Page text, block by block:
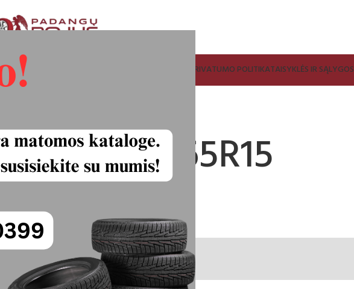
IR RATLANKIŲ SUPIRKIMAS PRIVATUMO POLITIKATAISYKLĖS IR SĄLYGOS
195/65R15
25.00€